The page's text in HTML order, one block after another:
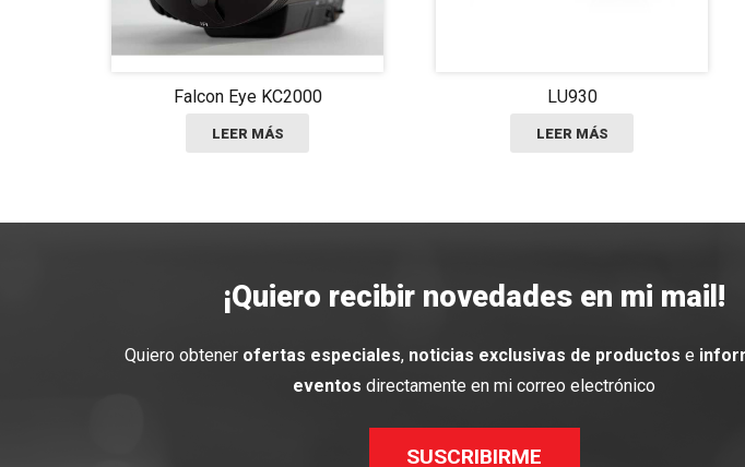
Falcon Eye KC2000
LEER MÁS
LU930
LEER MÁS
¡Quiero recibir novedades en mi mail!
Quiero obtener ofertas especiales, noticias exclusivas de productos e
eventos directamente en mi correo electrónico
SUSCRIBIRME